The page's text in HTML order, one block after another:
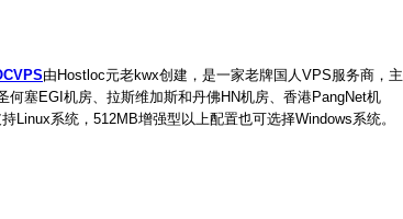
由Hostloc元老kwx创建，是一家老牌国人VPS服务商，主
塞EGI机房、拉斯维加斯和丹佛HN机房、香港PangNet机
Linux系统，512MB增强型以上配置也可选择Windows系统。